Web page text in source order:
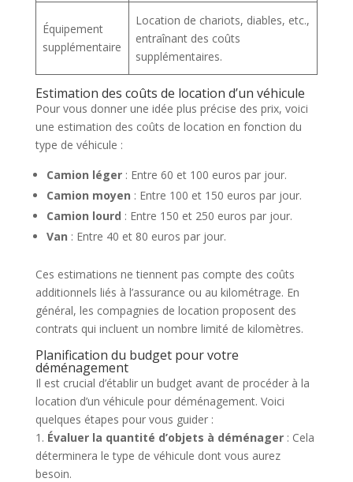
Équipement
supplémentaire
Location de chariots, diables, etc.,
entraînant des coûts
supplémentaires.
Estimation des coûts de location d’un véhicule
Pour vous donner une idée plus précise des prix, voici
une estimation des coûts de location en fonction du
type de véhicule :
Camion léger: Entre 60 et 100 euros par jour.
Camion moyen : Entre 100 et 150 euros par jour.
Camion lourd : Entre 150 et 250 euros par jour.
Van : Entre 40 et 80 euros par jour.
Ces estimations ne tiennent pas compte des coûts
additionnels liés à l’assurance ou au kilométrage. En
général, les compagnies de location proposent des
contrats qui incluent un nombre limité de kilomètres.
Planification du budget pour votre
déménagement
Il est crucial d’établir un budget avant de procéder à la
location d’un véhicule pour déménagement. Voici
quelques étapes pour vous guider :
1. Évaluer la quantité d’objets à déménager: Cela
déterminera le type de véhicule dont vous aurez
besoin.